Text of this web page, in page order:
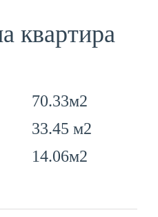
квартира
70.33м2
33.45 м2
14.06м2